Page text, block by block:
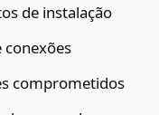
de instalação
conexões
comprometidos